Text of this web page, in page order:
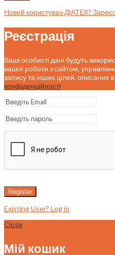
Новий користувач ДІАТЕК?
Реєстрація
Ваші особисті дані будуть
вашої роботи з сайтом,
запису та інших цілей, описаних
конфіденційності.
Register
Existing User? Log in
Close
Мій кошик